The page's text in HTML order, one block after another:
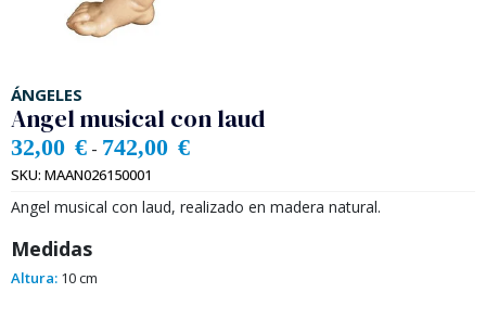
ÁNGELES
Angel musical con laud
32,00 € - 742,00 €
SKU: MAAN026150001
Angel musical con laud, realizado en madera natural.
Medidas
Altura: 10 cm